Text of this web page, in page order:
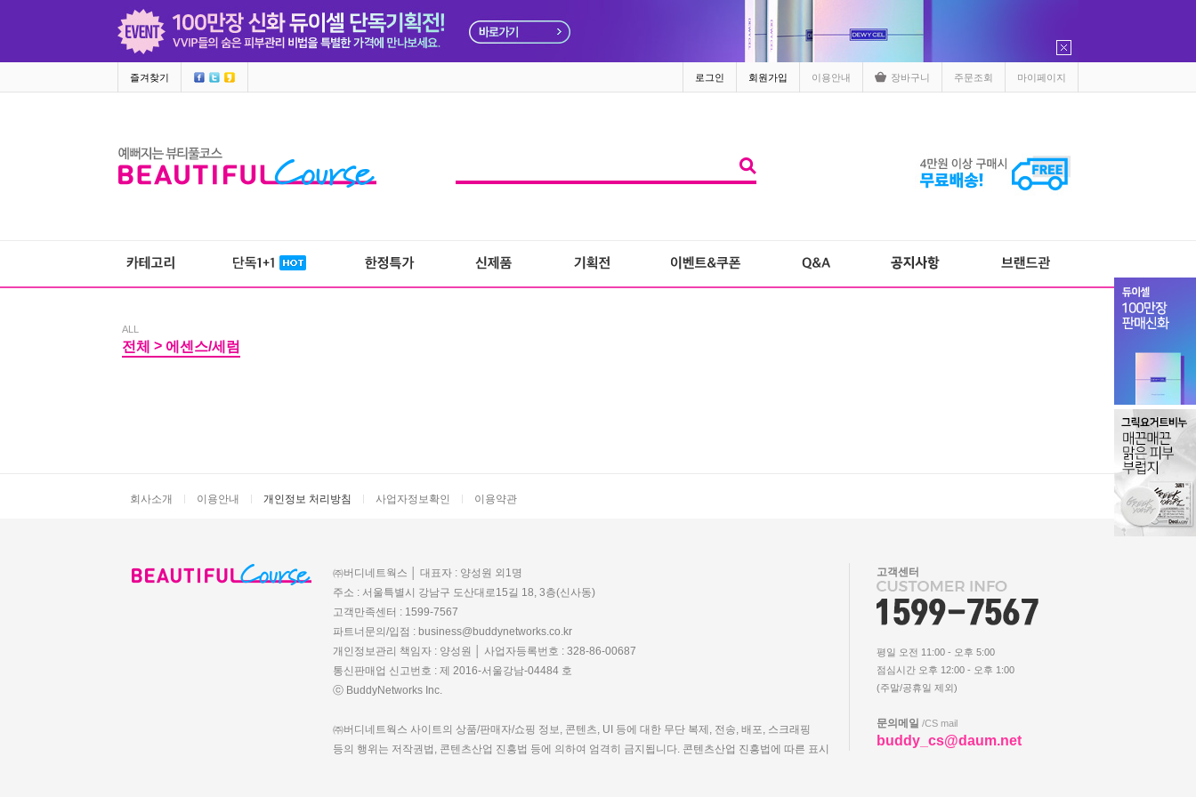
즐겨찾기 로그인 회원가입 이용안내 장바구니 주문조회 마이페이지
ALL
전체 > 에센스/세럼
회사소개 | 이용안내 | 개인정보 처리방침 | 사업자정보확인 | 이용약관
㈜버디네트웍스 │ 대표자 : 양성원 외1명
주소 : 서울특별시 강남구 도산대로15길 18, 3층(신사동)
고객만족센터 : 1599-7567
파트너문의/입점 : business@buddynetworks.co.kr
개인정보관리 책임자 : 양성원 │ 사업자등록번호 : 328-86-00687
통신판매업 신고번호 : 제 2016-서울강남-04484 호
ⓒ BuddyNetworks Inc.
㈜버디네트웍스 사이트의 상품/판매자/쇼핑 정보, 콘텐츠, UI 등에 대한 무단 복제, 전송, 배포, 스크래핑
등의 행위는 저작권법, 콘텐츠산업 진흥법 등에 의하여 엄격히 금지됩니다. 콘텐츠산업 진흥법에 따른 표시
고객센터
평일 오전 11:00 - 오후 5:00
점심시간 오후 12:00 - 오후 1:00
(주말/공휴일 제외)
문의메일 /CS mail
buddy_cs@daum.net